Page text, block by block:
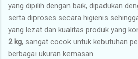
yang dipilih dengan baik, dipadukan
serta diproses secara higienis
yang lezat dan kualitas produk yang
2 kg, sangat cocok untuk kebutuhan
berbagai ukuran kemasan.